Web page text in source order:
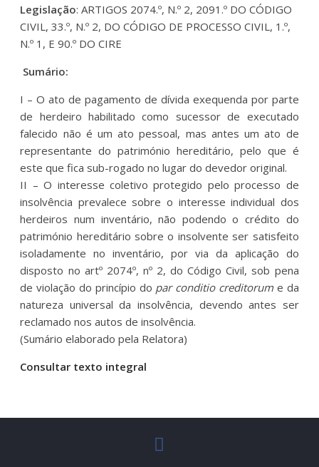
Legislação: ARTIGOS 2074.º, N.º 2, 2091.º DO CÓDIGO
CIVIL, 33.º, N.º 2, DO CÓDIGO DE PROCESSO CIVIL, 1.º,
N.º 1, E 90.º DO CIRE
Sumário:
I – O ato de pagamento de dívida exequenda por parte
de herdeiro habilitado como sucessor de executado
falecido não é um ato pessoal, mas antes um ato de
representante do património hereditário, pelo que é
este que fica sub-rogado no lugar do devedor original.
II – O interesse coletivo protegido pelo processo de
insolvência prevalece sobre o interesse individual dos
herdeiros num inventário, não podendo o crédito do
património hereditário sobre o insolvente ser satisfeito
isoladamente no inventário, por via da aplicação do
disposto no artº 2074º, nº 2, do Código Civil, sob pena
de violação do princípio do par conditio creditorume da
natureza universal da insolvência, devendo antes ser
reclamado nos autos de insolvência.
(Sumário elaborado pela Relatora)
Consultar texto integral